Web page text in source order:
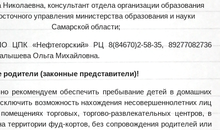
консультант отдела организации образования
управления министерства образования и науки
Самарской области;
«Нефтегорский» РЦ 8(84670)2-58-35, 89277082736
Ольга Михайловна.
(законные представители)!
рекомендуем обеспечить пребывание детей в домашних
возможность нахождения несовершеннолетних лиц
торговых, торгово-развлекательных центров, в
территории фуд-кортов, без сопровождения родителей или